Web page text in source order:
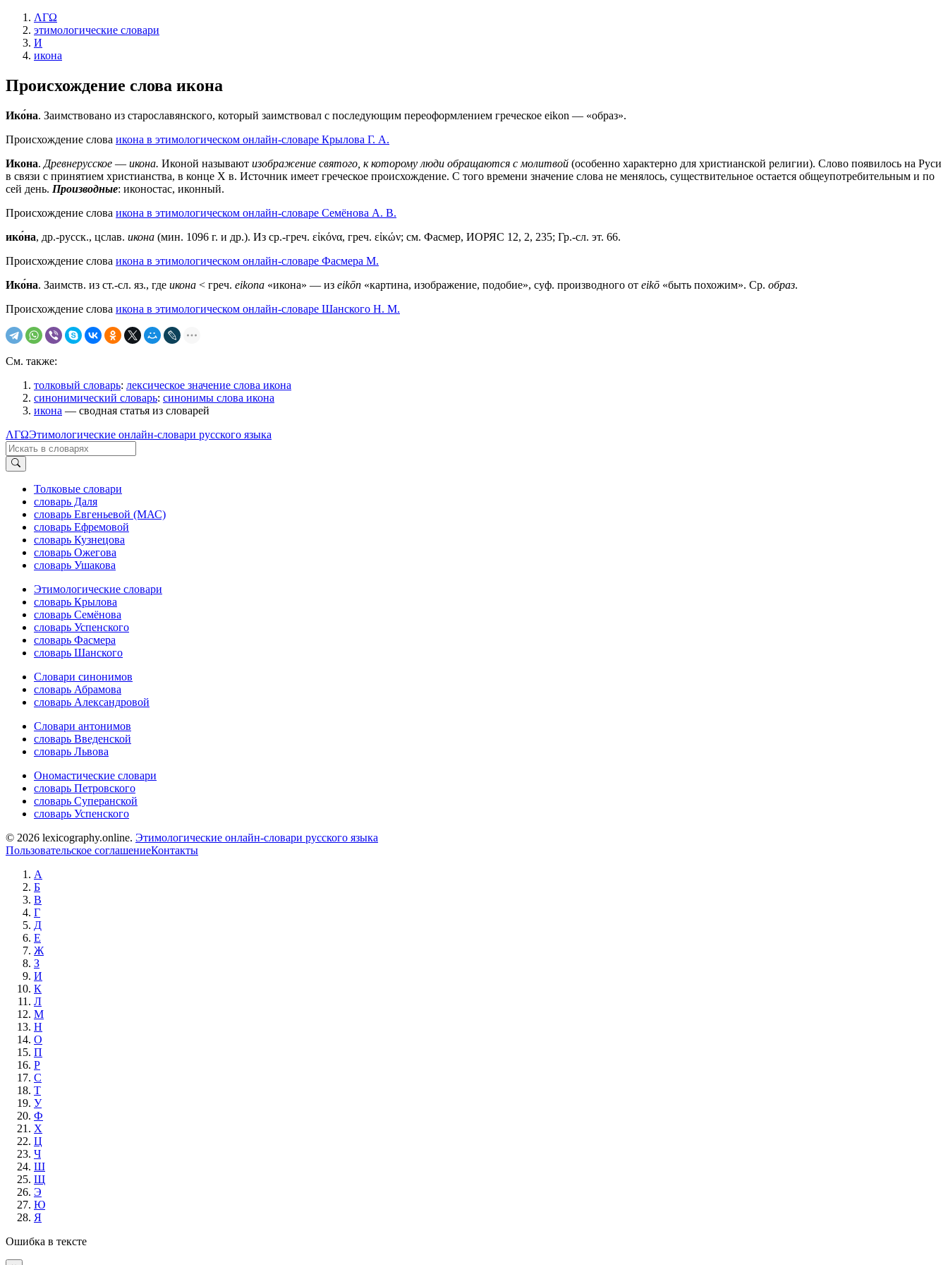
ΛΓΩ
этимологические словари
И
икона
Происхождение слова икона
Ико́на. Заимствовано из старославянского, который заимствовал с последующим переоформлением греческое eikon — «образ».
Происхождение слова икона в этимологическом онлайн-словаре Крылова Г. А.
Икона. Древнерусское — икона. Иконой называют изображение святого, к которому люди обращаются с молитвой (особенно характерно для христианской религии). Слово появилось на Руси
в связи с принятием христианства, в конце X в. Источник имеет греческое происхождение. С того времени значение слова не менялось, существительное остается общеупотребительным и по
сей день. Производные: иконостас, иконный.
Происхождение слова икона в этимологическом онлайн-словаре Семёнова А. В.
ико́на, др.-русск., цслав. икона (мин. 1096 г. и др.). Из ср.-греч. εἰκόνα, греч. εἰκών; см. Фасмер, ИОРЯС 12, 2, 235; Гр.-сл. эт. 66.
Происхождение слова икона в этимологическом онлайн-словаре Фасмера М.
Ико́на. Заимств. из ст.-сл. яз., где икона < греч. eikona «икона» — из eikōn «картина, изображение, подобие», суф. производного от eikō «быть похожим». Ср. образ.
Происхождение слова икона в этимологическом онлайн-словаре Шанского Н. М.
См. также:
толковый словарь: лексическое значение слова икона
синонимический словарь: синонимы слова икона
икона — сводная статья из словарей
ΛΓΩЭтимологические онлайн-словари русского языка
Толковые словари
словарь Даля
словарь Евгеньевой (МАС)
словарь Ефремовой
словарь Кузнецова
словарь Ожегова
словарь Ушакова
Этимологические словари
словарь Крылова
словарь Семёнова
словарь Успенского
словарь Фасмера
словарь Шанского
Словари синонимов
словарь Абрамова
словарь Александровой
Словари антонимов
словарь Введенской
словарь Львова
Ономастические словари
словарь Петровского
словарь Суперанской
словарь Успенского
© 2026 lexicography.online. Этимологические онлайн-словари русского языка
Пользовательское соглашениеКонтакты
А
Б
В
Г
Д
Е
Ж
З
И
К
Л
М
Н
О
П
Р
С
Т
У
Ф
Х
Ц
Ч
Ш
Щ
Э
Ю
Я
Ошибка в тексте